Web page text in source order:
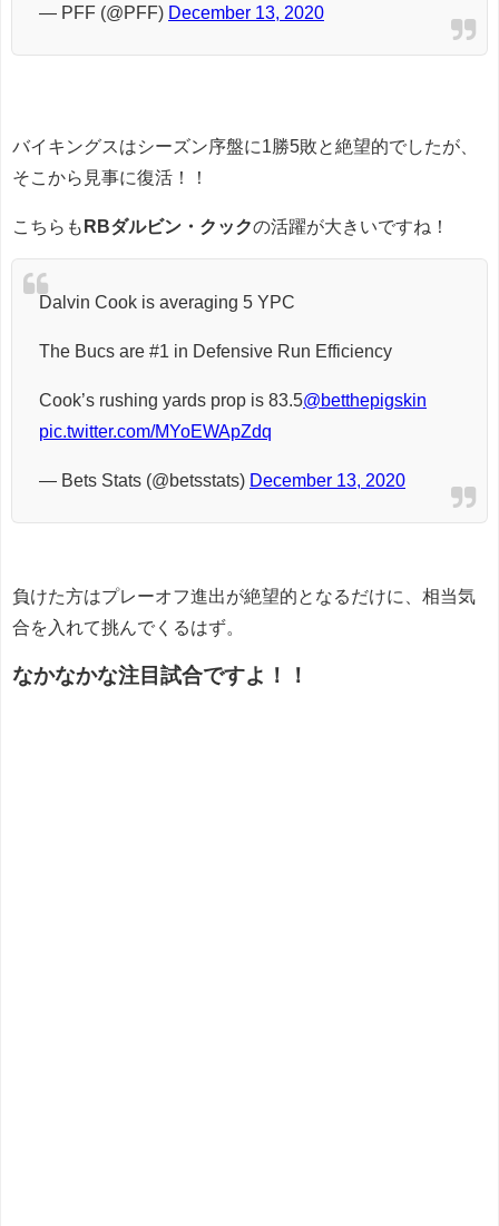
— PFF (@PFF) December 13, 2020
バイキングスはシーズン序盤に1勝5敗と絶望的でしたが、
そこから見事に復活！！
こちらも RBダルビン・クックの活躍が大きいですね！
Dalvin Cook is averaging 5 YPC
The Bucs are #1 in Defensive Run Efficiency
Cook’s rushing yards prop is 83.5@betthepigskin
pic.twitter.com/MYoEWApZdq
— Bets Stats (@betsstats) December 13, 2020
負けた方はプレーオフ進出が絶望的となるだけに、相当気
合を入れて挑んでくるはず。
なかなかな注目試合ですよ！！